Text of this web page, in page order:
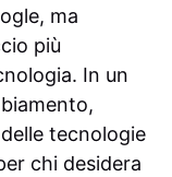
ma
più
In un
tecnologie
chi desidera